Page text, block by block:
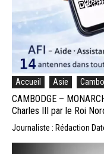
Accueil Asie
CAMBODGE –
Charles III par le Roi
Journaliste : Rédaction